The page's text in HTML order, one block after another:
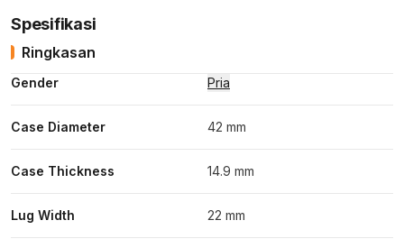
Spesifikasi
Ringkasan
Gender Pria
Case Diameter 42 mm
Case Thickness 14.9 mm
Lug Width 22 mm